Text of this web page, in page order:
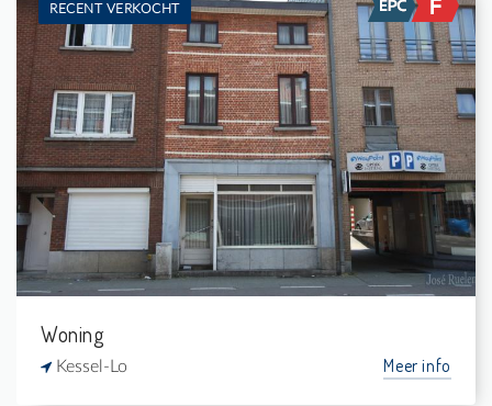
RECENT VERKOCHT
Te koop: Woning
3
65 m²
1
-
Woning
Kessel-Lo Meer info